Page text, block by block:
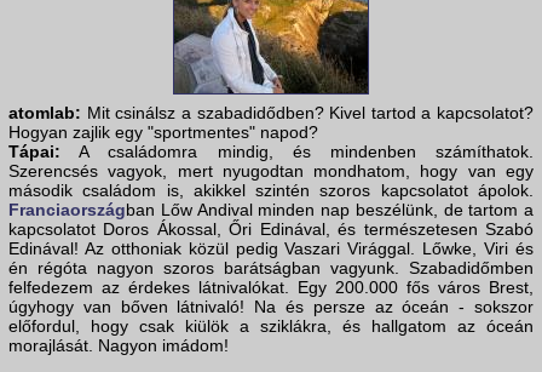
atomlab: Mit csinálsz a szabadidődben? Kivel tartod a kapcsolatot?
Hogyan zajlik egy "sportmentes" napod?
Tápai: A családomra mindig, és mindenben számíthatok.
Szerencsés vagyok, mert nyugodtan mondhatom, hogy van egy
második családom is, akikkel szintén szoros kapcsolatot ápolok.
Franciaországban Lőw Andival minden nap beszélünk, de tartom a
kapcsolatot Doros Ákossal, Őri Edinával, és természetesen Szabó
Edinával! Az otthoniak közül pedig Vaszari Virággal. Lőwke, Viri és
én régóta nagyon szoros barátságban vagyunk. Szabadidőmben
felfedezem az érdekes látnivalókat. Egy 200.000 fős város Brest,
úgyhogy van bőven látnivaló! Na és persze az óceán - sokszor
előfordul, hogy csak kiülök a sziklákra, és hallgatom az óceán
morajlását. Nagyon imádom!